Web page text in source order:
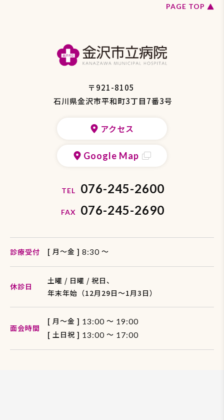
PAGE TOP ペ
〒921-8105
石川県金沢市平和町3丁目7番3号
アクセス
Google Map
TEL 076-245-2600
FAX 076-245-2690
診療受付 [ 月〜金 ] 8:30 〜
休診日
土曜 / 日曜 / 祝日、
年末年始（12月29日〜1月3日）
面会時間
[ 月〜金 ] 13:00 ～ 19:00
[ 土日祝 ] 13:00 ～ 17:00